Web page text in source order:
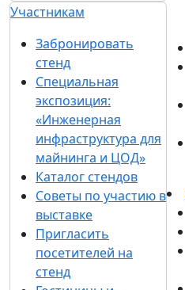
Участникам
Забронировать
стенд
Специальная
экспозиция:
«Инженерная
инфраструктура для
майнинга и ЦОД»
Каталог стендов
Советы по участию в
выставке
Пригласить
посетителей на
стенд